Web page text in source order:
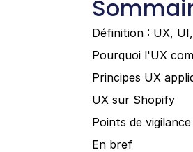
Définition : UX,
Pourquoi l'UX
Principes UX
UX sur Shopify
Points de
En bref